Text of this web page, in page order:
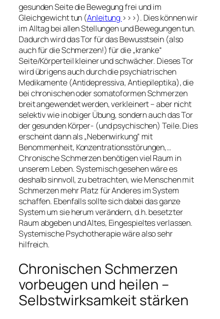
gesunden Seite die Bewegung frei und im
Gleichgewicht tun (Anleitung >>>). Dies können wir
im Alltag bei allen Stellungen und Bewegungen tun.
Dadurch wird das Tor für das Bewusstsein (also
auch für die Schmerzen!) für die „kranke“
Seite/Körperteil kleiner und schwächer. Dieses Tor
wird übrigens auch durch die psychiatrischen
Medikamente (Antidepressiva, Antiepileptika), die
bei chronischen oder somatoformen Schmerzen
breit angewendet werden, verkleinert – aber nicht
selektiv wie in obiger Übung, sondern auch das Tor
der gesunden Körper- (und psychischen) Teile. Dies
erscheint dann als „Nebenwirkung“ mit
Benommenheit, Konzentrationsstörungen,…
Chronische Schmerzen benötigen viel Raum in
unserem Leben. Systemisch gesehen wäre es
deshalb sinnvoll, zu betrachten, wie Menschen mit
Schmerzen mehr Platz für Anderes im System
schaffen. Ebenfalls sollte sich dabei das ganze
System um sie herum verändern, d.h. besetzter
Raum abgeben und Altes, Eingespieltes verlassen.
Systemische Psychotherapie wäre also sehr
hilfreich.
Chronischen Schmerzen
vorbeugen und heilen –
Selbstwirksamkeit stärken